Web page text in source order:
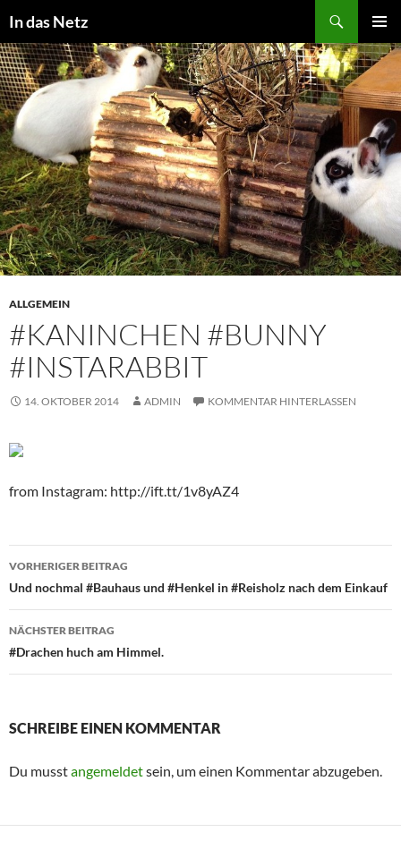
Inhalt
springen
In das Netz
MENÜ
ALLGEMEIN
#KANINCHEN #BUNNY
#INSTARABBIT
14. OKTOBER 2014 ADMIN KOMMENTAR HINTERLASSEN
from Instagram: http://ift.tt/1v8yAZ4
Beitragsnavigation
VORHERIGER BEITRAG
Und nochmal #Bauhaus und #Henkel in #Reisholz nach dem Einkauf
NÄCHSTER BEITRAG
#Drachen huch am Himmel.
SCHREIBE EINEN KOMMENTAR
Du musstangemeldetsein, um einen Kommentar abzugeben.